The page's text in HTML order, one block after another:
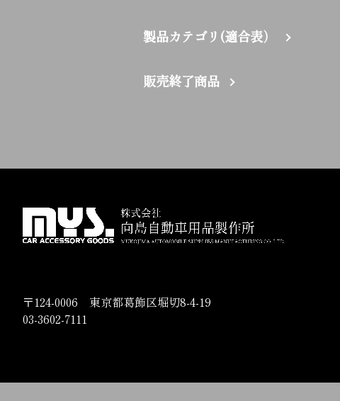
製品カテゴリ(適合表）
販売終了商品
〒124-0006 東京都葛飾区堀切8-4-19
03-3602-7111